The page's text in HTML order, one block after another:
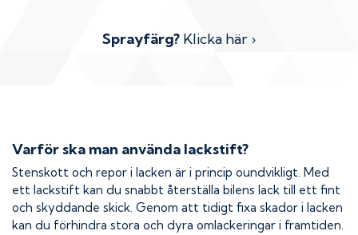
Sprayfärg? Klicka här ›
Varför ska man använda lackstift?
Stenskott och repor i lacken är i princip oundvikligt. Med
ett lackstift kan du snabbt återställa bilens lack till ett fint
och skyddande skick. Genom att tidigt fixa skador i lacken
kan du förhindra stora och dyra omlackeringar i framtiden.